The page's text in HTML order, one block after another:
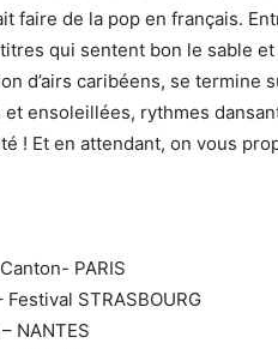
faire de la pop en français.
qui sentent bon le sable
d’airs caribéens, se termine
ensoleillées, rythmes
! Et en attendant, on vous
PARIS
STRASBOURG
NANTES